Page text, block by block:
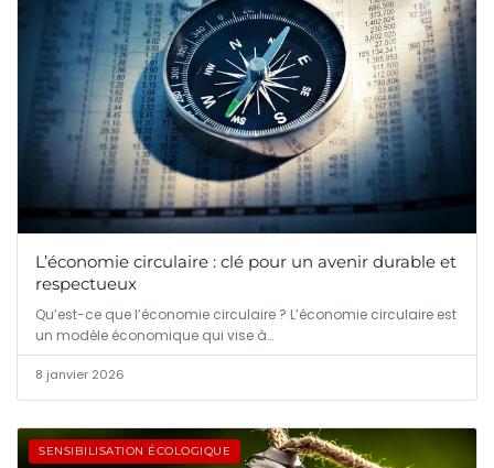
L’économie circulaire : clé pour un avenir durable et
respectueux
Qu’est-ce que l’économie circulaire ? L’économie circulaire est
un modèle économique qui vise à…
8 janvier 2026
SENSIBILISATION ÉCOLOGIQUE